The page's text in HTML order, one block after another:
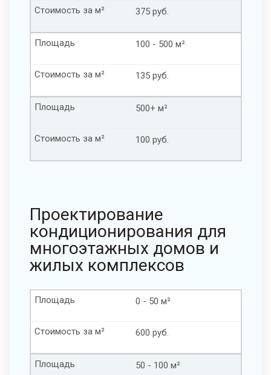
375 руб.
Стоимость за м²
100 - 500 м²
Площадь
135 руб.
Стоимость за м²
500+ м²
Площадь
100 руб.
Стоимость за м²
Проектирование
кондиционирования для
многоэтажных домов и
жилых комплексов
0 - 50 м²
Площадь
600 руб.
Стоимость за м²
50 - 100 м²
Площадь